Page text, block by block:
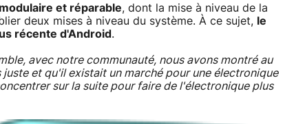
et réparable, dont la mise à niveau de la
deux mises à niveau du système. À ce sujet, le
récente d'Android .
avec notre communauté, nous avons montré au
et qu'il existait un marché pour une électronique
sur la suite pour faire de l'électronique plus